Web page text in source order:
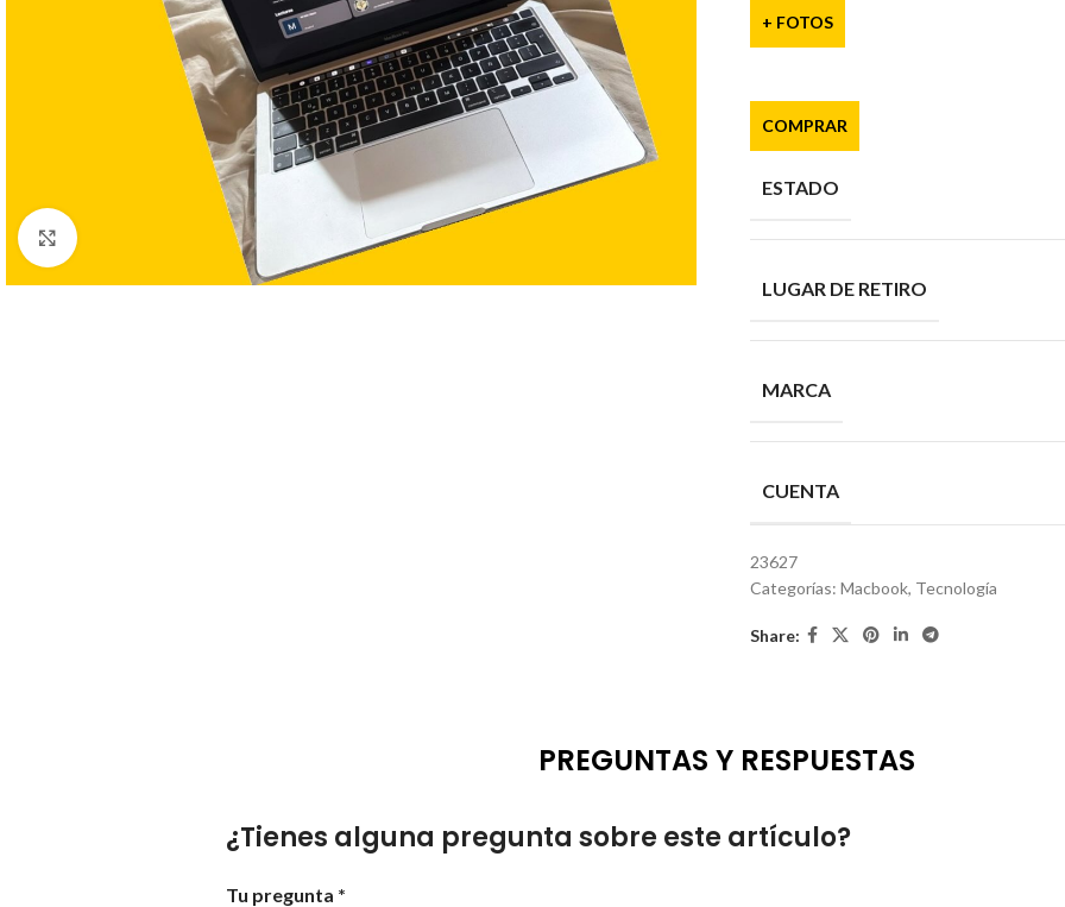
+ FOTOS
COMPRAR
ESTADO
LUGAR DE RETIRO
MARCA
CUENTA
23627
Categorías: Macbook, Tecnología
Share:
PREGUNTAS Y RESPUESTAS
¿Tienes alguna pregunta sobre este artículo?
Tu pregunta *